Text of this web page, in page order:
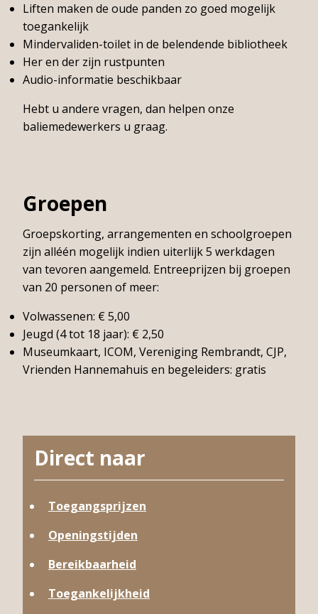
Liften maken de oude panden zo goed mogelijk
toegankelijk
Mindervaliden-toilet in de belendende bibliotheek
Her en der zijn rustpunten
Audio-informatie beschikbaar
Hebt u andere vragen, dan helpen onze
baliemedewerkers u graag.
Groepen
Groepskorting, arrangementen en schoolgroepen
zijn alléén mogelijk indien uiterlijk 5 werkdagen
van tevoren aangemeld. Entreeprijzen bij groepen
van 20 personen of meer:
Volwassenen: € 5,00
Jeugd (4 tot 18 jaar): € 2,50
Museumkaart, ICOM, Vereniging Rembrandt, CJP,
Vrienden Hannemahuis en begeleiders: gratis
Direct naar
Toegangsprijzen
Openingstijden
Bereikbaarheid
Toegankelijkheid